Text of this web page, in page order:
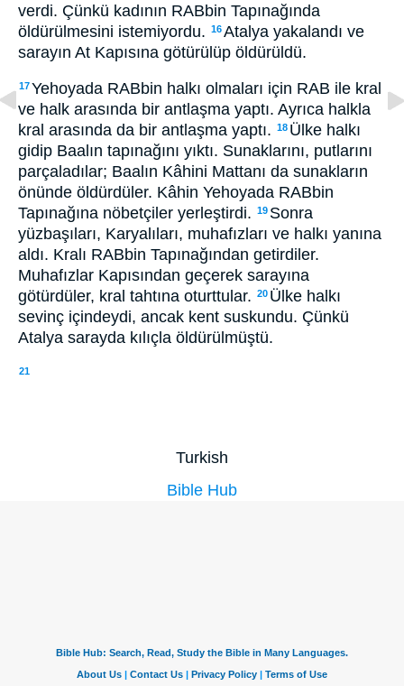
verdi. Çünkü kadının RABbin Tapınağında
öldürülmesini istemiyordu. 16Atalya yakalandı ve
sarayın At Kapısına götürülüp öldürüldü.
17Yehoyada RABbin halkı olmaları için RAB ile kral
ve halk arasında bir antlaşma yaptı. Ayrıca halkla
kral arasında da bir antlaşma yaptı. 18 Ülke halkı
gidip Baalın tapınağını yıktı. Sunaklarını, putlarını
parçaladılar; Baalın Kâhini Mattanı da sunakların
önünde öldürdüler. Kâhin Yehoyada RABbin
Tapınağına nöbetçiler yerleştirdi. 19 Sonra
yüzbaşıları, Karyalıları, muhafızları ve halkı yanına
aldı. Kralı RABbin Tapınağından getirdiler.
Muhafızlar Kapısından geçerek sarayına
götürdüler, kral tahtına oturttular. 20 Ülke halkı
sevinç içindeydi, ancak kent suskundu. Çünkü
Atalya sarayda kılıçla öldürülmüştü.
21
Turkish
Bible Hub